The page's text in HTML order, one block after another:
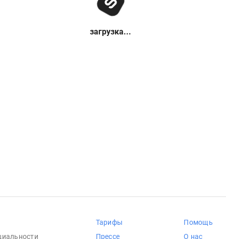
загрузка...
Тарифы
Прессе
Помощь
О нас